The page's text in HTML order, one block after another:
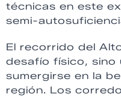
técnicas en este
semi-
El recorrido del
desafío físico, sino
sumergirse en la
región. Los